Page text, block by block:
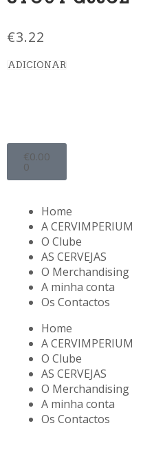
€3.22
ADICIONAR
€0.00
0
Home
A CERVIMPERIUM
O Clube
AS CERVEJAS
O Merchandising
A minha conta
Os Contactos
Home
A CERVIMPERIUM
O Clube
AS CERVEJAS
O Merchandising
A minha conta
Os Contactos